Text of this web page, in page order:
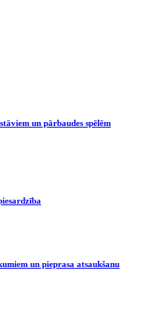
un pārbaudes spēlēm
un pieprasa atsaukšanu